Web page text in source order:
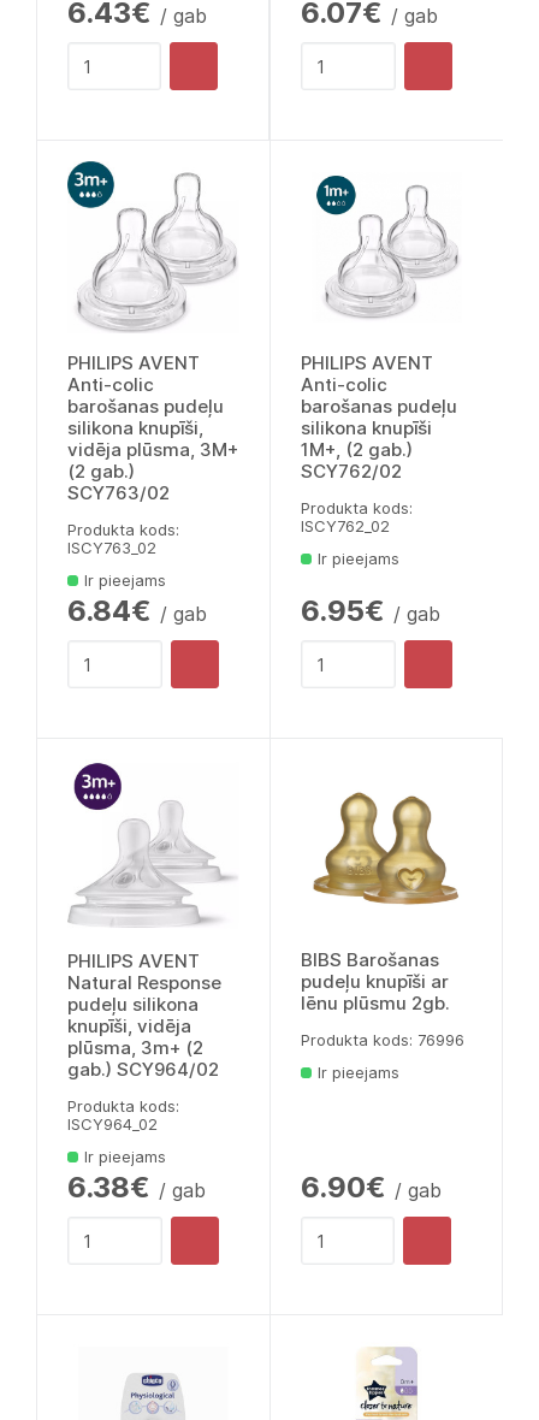
6.43€ / gab 6.07€ / gab
PHILIPS AVENT
Anti-colic
barošanas pudeļu
silikona knupīši,
vidēja plūsma, 3M+
(2 gab.)
SCY763/02
Produkta kods:
lSCY763_02
Ir pieejams
6.84€ / gab
PHILIPS AVENT
Anti-colic
barošanas pudeļu
silikona knupīši
1M+, (2 gab.)
SCY762/02
Produkta kods:
lSCY762_02
Ir pieejams
6.95€ / gab
PHILIPS AVENT
Natural Response
pudeļu silikona
knupīši, vidēja
plūsma, 3m+ (2
gab.) SCY964/02
Produkta kods:
lSCY964_02
Ir pieejams
6.38€ / gab
BIBS Barošanas
pudeļu knupīši ar
lēnu plūsmu 2gb.
Produkta kods: 76996
Ir pieejams
6.90€ / gab